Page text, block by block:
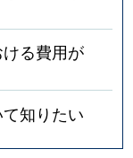
る費用が
知りたい